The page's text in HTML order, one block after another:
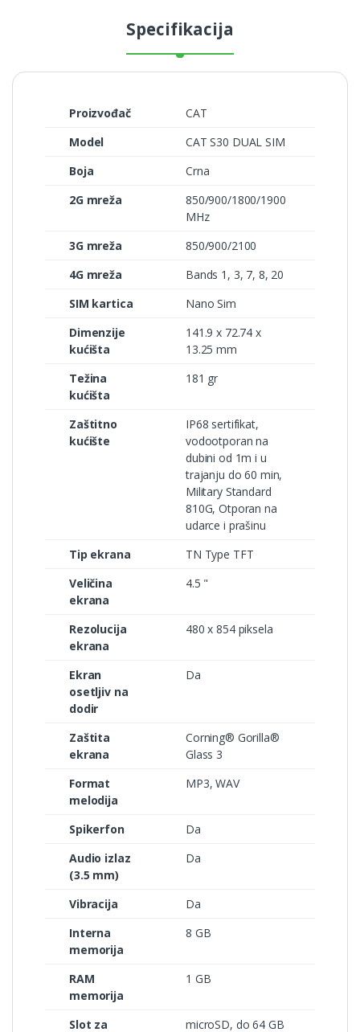
Specifikacija
Proizvođač
CAT
Model
CAT S30 DUAL SIM
Boja
Crna
2G mreža
850/900/1800/1900
MHz
3G mreža
850/900/2100
4G mreža
Bands 1, 3, 7, 8, 20
SIM kartica
Nano Sim
Dimenzije
kućišta
141.9 x 72.74 x
13.25 mm
Težina
kućišta
181 gr
Zaštitno
kućište
IP68 sertifikat,
vodootporan na
dubini od 1m i u
trajanju do 60 min,
Military Standard
810G, Otporan na
udarce i prašinu
Tip ekrana
TN Type TFT
Veličina
ekrana
4.5 "
Rezolucija
ekrana
480 x 854 piksela
Ekran
osetljiv na
dodir
Da
Zaštita
ekrana
Corning® Gorilla®
Glass 3
Format
melodija
MP3, WAV
Spikerfon
Da
Audio izlaz
(3.5 mm)
Da
Vibracija
Da
Interna
memorija
8 GB
RAM
memorija
1 GB
Slot za microSD, dо 64 GB